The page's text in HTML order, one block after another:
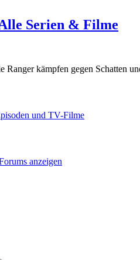
Serien & Filme
Ranger kämpfen gegen Schatten
und TV-Filme
anzeigen